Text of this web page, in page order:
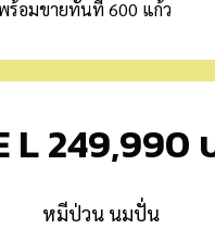
ร้อมขายทันที 600 แก้ว
L 249,990